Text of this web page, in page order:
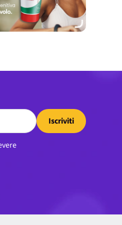
Iscriviti